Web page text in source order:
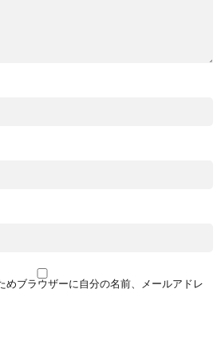
めブラウザーに自分の名前、メールアドレ